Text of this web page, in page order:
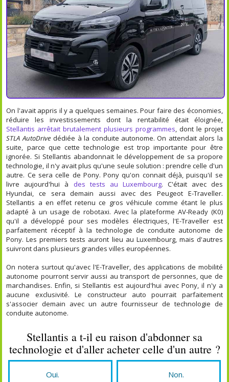
On l'avait appris il y a quelques semaines. Pour faire des économies,
réduire les investissements dont la rentabilité était éloignée,
Stellantis arrêtait brutalement plusieurs programmes, dont le projet
STLA AutoDrive dédiée à la conduite autonome. On attendait alors la
suite, parce que cette technologie est trop importante pour être
ignorée. Si Stellantis abandonnait le développement de sa propore
technologie, il n'y avait plus qu'une seule solution : prendre celle d'un
autre. Ce sera celle de Pony. Pony qu'on connait déjà, puisqu'il se
livre aujourd'hui à des tests au Luxembourg. C'était avec des
Hyundai, ce sera demain aussi avec des Peugeot E-Traveller.
Stellantis a en effet retenu ce gros véhicule comme étant le plus
adapté à un usage de robotaxi. Avec la plateforme AV-Ready (K0)
qu'il a développé pour ses modèles électriques, l'E-Traveller est
parfaitement réceptif à la technologie de conduite autonome de
Pony. Les premiers tests auront lieu au Luxembourg, mais d'autres
suivront dans plusieurs grandes villes européennes.
On notera surtout qu'avec l'E-Traveller, des applications de mobilité
autonome pourront servir aussi au transport de personnes, que de
marchandises. Enfin, si Stellantis est aujourd'hui avec Pony, il n'y a
aucune exclusivité. Le constructeur auto pourrait parfaitement
s'associer demain avec un autre fournisseur de technologie de
conduite autonome.
Stellantis a t-il eu raison d'abdonner sa
technologie et d'aller acheter celle d'un autre ?
Oui. Non.